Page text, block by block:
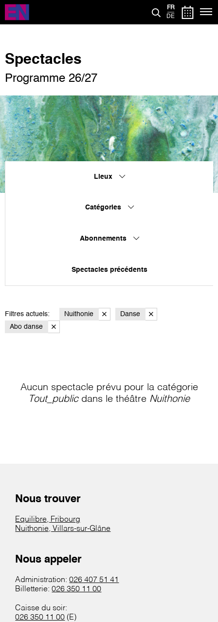
Aller
contenu
FR
DE
Spectacles
Programme 26/27
Lieux
Catégories
Abonnements
Spectacles précédents
Filtres actuels: Nuithonie
Danse
Abo danse
Aucun spectacle prévu pour la catégorie
Tout_publicdans le théâtre Nuithonie
Nous trouver
Equilibre, Fribourg
Nuithonie, Villars-sur-Glâne
Nous appeler
Administration:026 407 51 41
Billetterie:026 350 11 00
Caisse du soir:
026 350 11 00 (E)